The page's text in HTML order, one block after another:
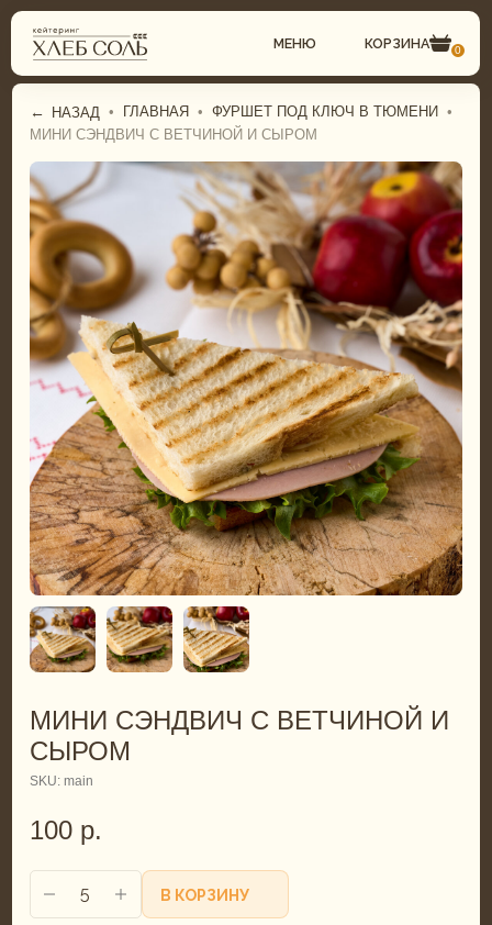
0
ГАСТРОБОКСЫ
ФУРШЕТНОЕ МЕНЮ
БАНКЕТНОЕ МЕНЮ
СВАДЕБНОЕ МЕНЮ
ДЕТСКОЕ МЕНЮ
ТОРТЫ И ДЕСЕРТЫ
ПИРОГИ И ПИЦЦА
КОМПЛЕКСНЫЕ ОБЕДЫ
СВАДЕБНЫЙ КЕЙТЕРИНГ
КОМПЛЕКСНЫЕ ОБЕДЫ
ФУРШЕТ
БАНКЕТ
ДЕТСКИЙ КЕЙТЕРИНГ
ТОРТЫ И ДЕСЕРТЫ
ГАСТРОБОКСЫ
← НАЗАД • ГЛАВНАЯ • ФУРШЕТ ПОД КЛЮЧ В ТЮМЕНИ •
МИНИ СЭНДВИЧ С ВЕТЧИНОЙ И СЫРОМ
МИНИ СЭНДВИЧ С ВЕТЧИНОЙ И
СЫРОМ
SKU: main
100 р.
В КОРЗИНУ